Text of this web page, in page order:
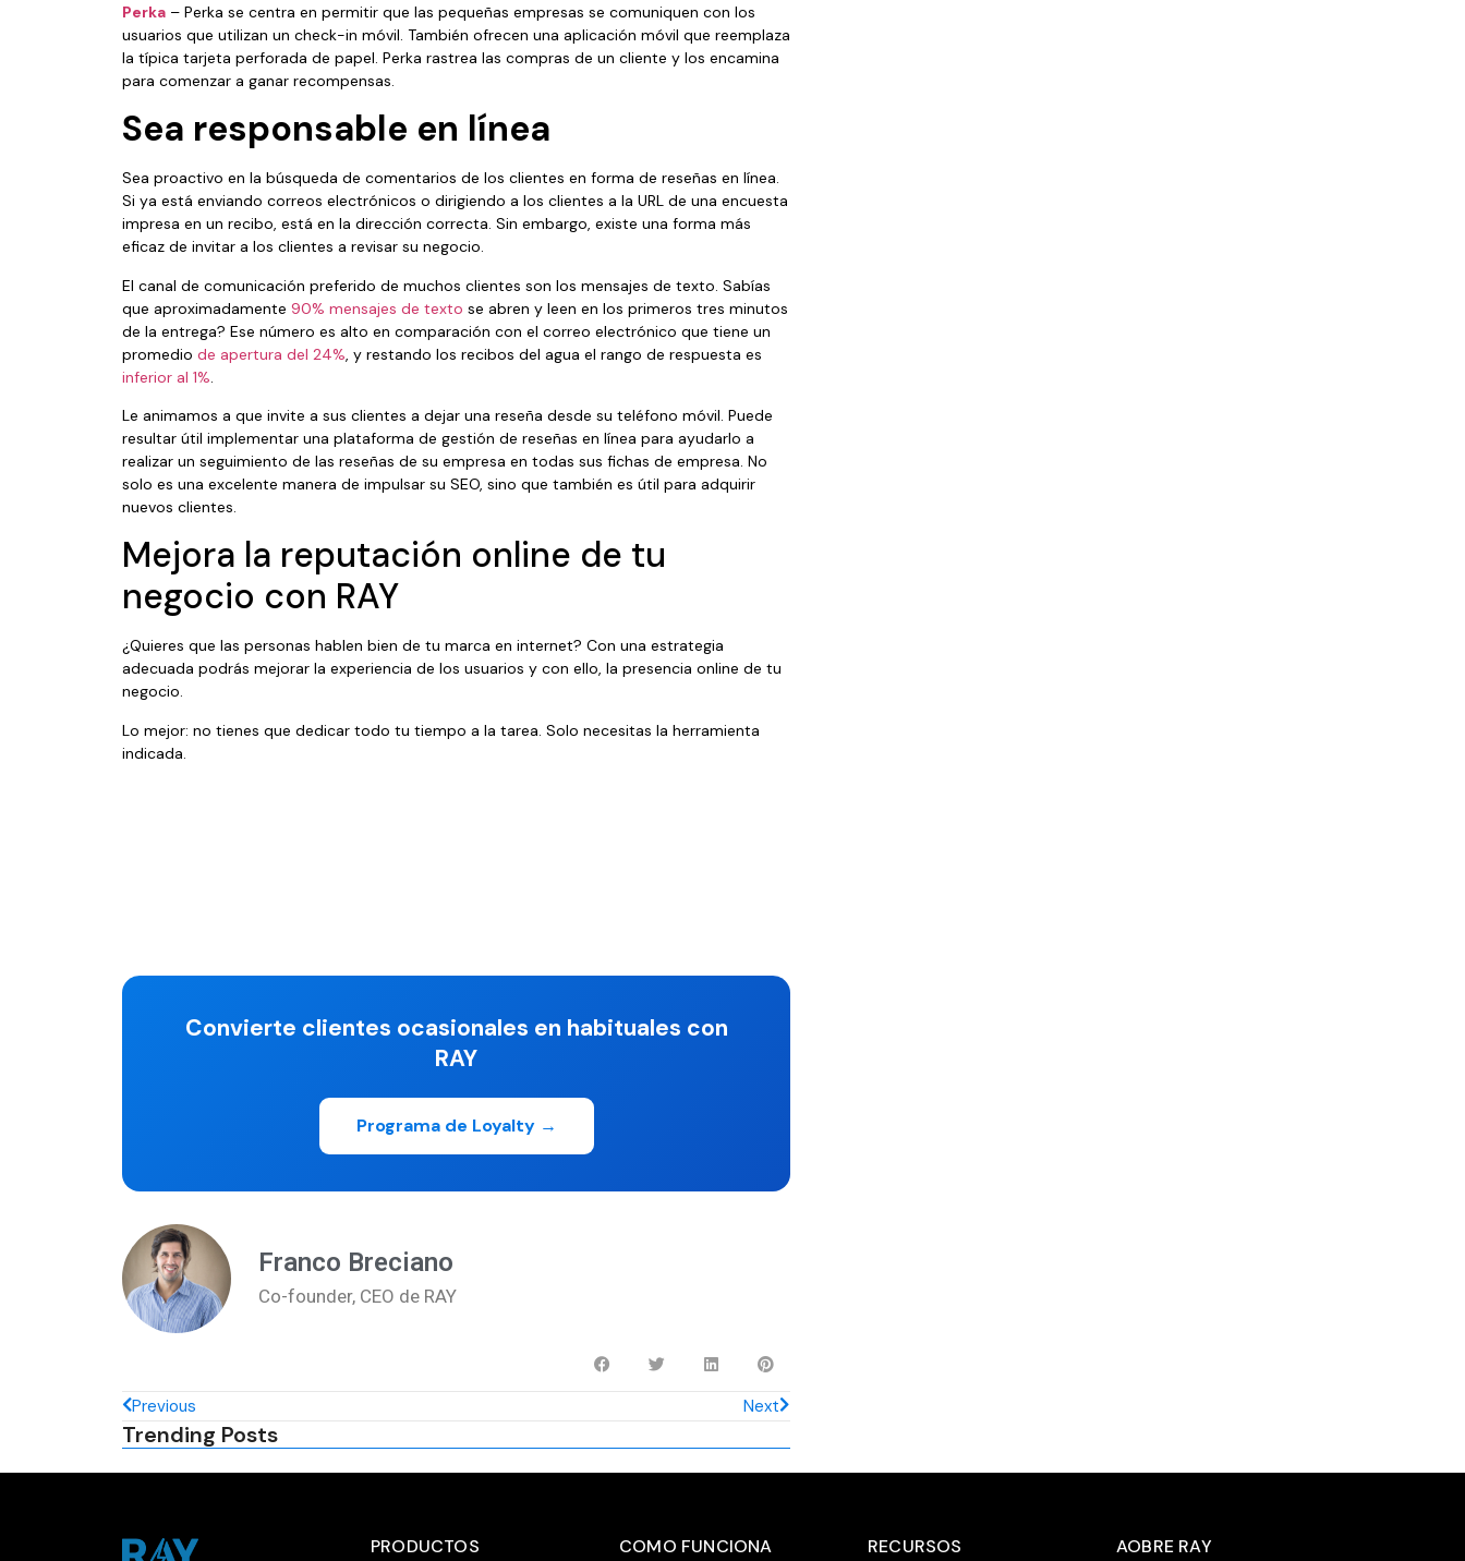
Perka – Perka se centra en permitir que las pequeñas empresas se comuniquen con los
usuarios que utilizan un check-in móvil. También ofrecen una aplicación móvil que reemplaza
la típica tarjeta perforada de papel. Perka rastrea las compras de un cliente y los encamina
para comenzar a ganar recompensas.
Sea responsable en línea
Sea proactivo en la búsqueda de comentarios de los clientes en forma de reseñas en línea.
Si ya está enviando correos electrónicos o dirigiendo a los clientes a la URL de una encuesta
impresa en un recibo, está en la dirección correcta. Sin embargo, existe una forma más
eficaz de invitar a los clientes a revisar su negocio.
El canal de comunicación preferido de muchos clientes son los mensajes de texto. Sabías
que aproximadamente 90% mensajes de texto se abren y leen en los primeros tres minutos
de la entrega? Ese número es alto en comparación con el correo electrónico que tiene un
promedio de apertura del 24%, y restando los recibos del agua el rango de respuesta es
inferior al 1%.
Le animamos a que invite a sus clientes a dejar una reseña desde su teléfono móvil. Puede
resultar útil implementar una plataforma de gestión de reseñas en línea para ayudarlo a
realizar un seguimiento de las reseñas de su empresa en todas sus fichas de empresa. No
solo es una excelente manera de impulsar su SEO, sino que también es útil para adquirir
nuevos clientes.
Mejora la reputación online de tu
negocio con RAY
¿Quieres que las personas hablen bien de tu marca en internet? Con una estrategia
adecuada podrás mejorar la experiencia de los usuarios y con ello, la presencia online de tu
negocio.
Lo mejor: no tienes que dedicar todo tu tiempo a la tarea. Solo necesitas la herramienta
indicada.
Convierte clientes ocasionales en habituales con
RAY
Programa de Loyalty →
Franco Breciano
Co-founder, CEO de RAY
Previous Next
Trending Posts
PRODUCTOS
COMO FUNCIONA
RECURSOS
AOBRE RAY